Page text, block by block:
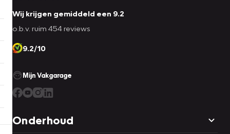
Wij krijgen gemiddeld een 9.2
o.b.v. ruim 454 reviews
9.2/10
Mijn Vakgarage
Onderhoud